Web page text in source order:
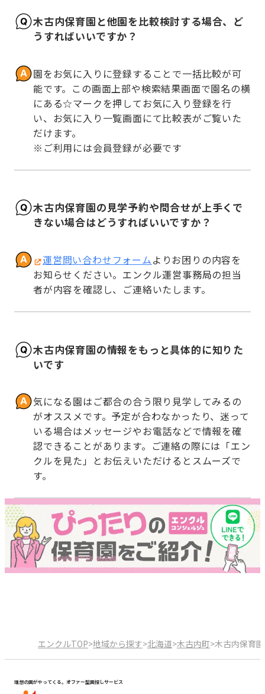
木古内保育園と他園を比較検討する場合、ど
うすればいいですか？
園をお気に入りに登録することで一括比較が可
能です。この画面上部や検索結果画面で園名の横
にある☆マークを押してお気に入り登録を行
い、お気に入り一覧画面にて比較表がご覧いた
だけます。
※ご利用には会員登録が必要です
木古内保育園の見学予約や問合せが上手くで
きない場合はどうすればいいですか？
運営問い合わせフォームよりお困りの内容を
お知らせください。エンクル運営事務局の担当
者が内容を確認し、ご連絡いたします。
木古内保育園の情報をもっと具体的に知りた
いです
気になる園はご都合の合う限り見学してみるの
がオススメです。予定が合わなかったり、迷って
いる場合はメッセージやお電話などで情報を確
認できることがあります。ご連絡の際には「エン
クルを見た」とお伝えいただけるとスムーズで
す。
エンクルTOP>地域から探す>北海道>木古内町>木古内保育園
理想の園がやってくる。オファー型園探しサービス